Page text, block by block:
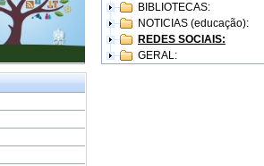
BIBLIOTECAS:
NOTICIAS (educação):
REDES SOCIAIS:
GERAL: